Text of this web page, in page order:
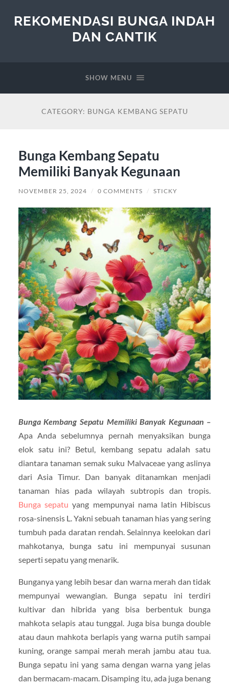
REKOMENDASI BUNGA INDAH
DAN CANTIK
SHOW MENU
CATEGORY: BUNGA KEMBANG SEPATU
Bunga Kembang Sepatu
Memiliki Banyak Kegunaan
NOVEMBER 25, 2024 / 0 COMMENTS / STICKY
Bunga Kembang Sepatu Memiliki Banyak Kegunaan –
Apa Anda sebelumnya pernah menyaksikan bunga
elok satu ini? Betul, kembang sepatu adalah satu
diantara tanaman semak suku Malvaceae yang aslinya
dari Asia Timur. Dan banyak ditanamkan menjadi
tanaman hias pada wilayah subtropis dan tropis.
Bunga sepatu yang mempunyai nama latin Hibiscus
rosa-sinensis L. Yakni sebuah tanaman hias yang sering
tumbuh pada daratan rendah. Selainnya keelokan dari
mahkotanya, bunga satu ini mempunyai susunan
seperti sepatu yang menarik.
Bunganya yang lebih besar dan warna merah dan tidak
mempunyai wewangian. Bunga sepatu ini terdiri
kultivar dan hibrida yang bisa berbentuk bunga
mahkota selapis atau tunggal. Juga bisa bunga double
atau daun mahkota berlapis yang warna putih sampai
kuning, orange sampai merah merah jambu atau tua.
Bunga sepatu ini yang sama dengan warna yang jelas
dan bermacam-macam. Disamping itu, ada juga benang